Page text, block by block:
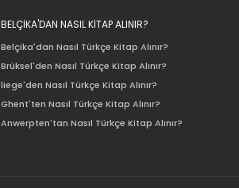
BELÇİKA'DAN NASIL KİTAP ALINIR?
Belçika'dan Nasıl Türkçe Kitap Alınır?
Brüksel'den Nasıl Türkçe Kitap Alınır?
liege'den Nasıl Türkçe Kitap Alınır?
Ghent'ten Nasıl Türkçe Kitap Alınır?
Anwerpten'tan Nasıl Türkçe Kitap Alınır?